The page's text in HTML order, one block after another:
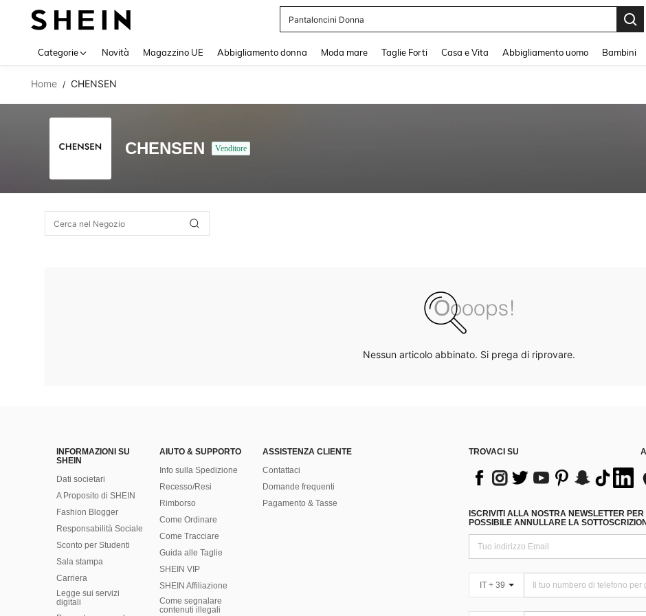
Pantaloncini Donna
Categorie Novità Magazzino UE Abbigliamento donna Moda mare Taglie Forti Casa e Vita Abbigliamento uomo Bambini
Home / CHENSEN
CHENSEN Venditore
Nessun articolo abbinato. Si prega di riprovare.
INFORMAZIONI SU
SHEIN
Dati societari
A Proposito di SHEIN
Fashion Blogger
Responsabilità Sociale
Sconto per Studenti
Sala stampa
Carriera
Legge sui servizi
digitali
AIUTO & SUPPORTO
Info sulla Spedizione
Recesso/Resi
Rimborso
Come Ordinare
Come Tracciare
Guida alle Taglie
SHEIN VIP
SHEIN Affiliazione
Come segnalare
contenuti illegali
ASSISTENZA CLIENTE
Contattaci
Domande frequenti
Pagamento & Tasse
TROVACI SU
ISCRIVITI ALLA NOSTRA NEWSLETTER
POSSIBILE ANNULLARE LA
IT + 39